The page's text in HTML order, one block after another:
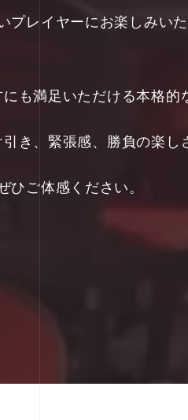
レイヤーにお楽しみい
も満足いただける本格的
き、緊張感、勝負の楽し
ご体感ください。